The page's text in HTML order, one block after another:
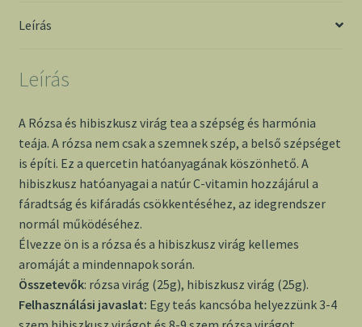
Dr.
mennyiség
Leírás
Leírás
A Rózsa és hibiszkusz virág tea a szépség és harmónia
teája. A rózsa nem csak a szemnek szép, a belső szépséget
is építi. Ez a quercetin hatóanyagának köszönhető. A
hibiszkusz hatóanyagai a natúr C-vitamin hozzájárul a
fáradtság és kifáradás csökkentéséhez, az idegrendszer
normál működéséhez.
Élvezze ön is a rózsa és a hibiszkusz virág kellemes
aromáját a mindennapok során.
Összetevők: rózsa virág (25g), hibiszkusz virág (25g).
Felhasználási javaslat: Egy teás kancsóba helyezzünk 3-4